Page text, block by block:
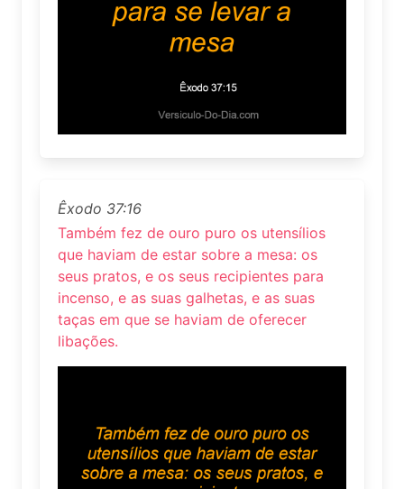
Êxodo 37:16
Também fez de ouro puro os utensílios
que haviam de estar sobre a mesa: os
seus pratos, e os seus recipientes para
incenso, e as suas galhetas, e as suas
taças em que se haviam de oferecer
libações.